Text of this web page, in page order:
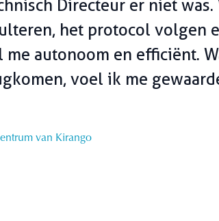
Directeur er niet
het protocol volgen
autonoom en efficiënt.
voel ik me
van Kirango